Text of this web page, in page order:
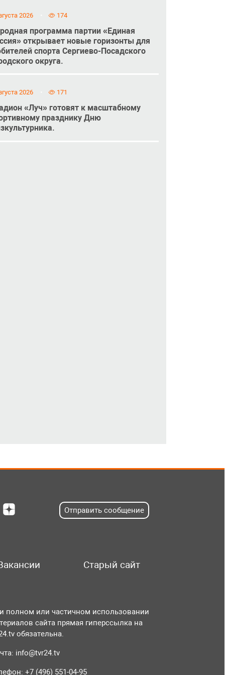
2026 174
программа партии «Единая
открывает новые горизонты для
спорта Сергиево-Посадского
округа.
2026 171
«Луч» готовят к масштабному
празднику Дню
Отправить сообщение
Старый сайт
полном или частичном использовании
сайта прямая гиперссылка на
обязательна.
info@tvr24.tv
+7 (496) 551-04-95